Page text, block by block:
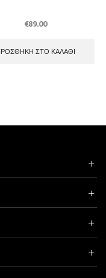
€89.00
ΣΤΟ ΚΑΛΆΘΙ